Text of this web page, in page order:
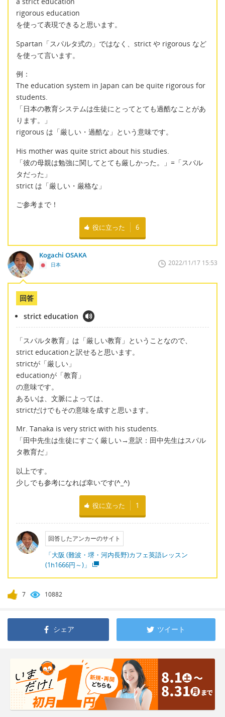
rigorous education
を使って表現できると思います。
Spartan「スパルタ式の」ではなく、strict や rigorous など
を使って言います。
例：
The education system in Japan can be quite rigorous for
students.
「日本の教育システムは生徒にとってとても過酷なことがあ
ります。」
rigorous は「厳しい・過酷な」という意味です。
His mother was quite strict about his studies.
「彼の母親は勉強に関してとても厳しかった。」=「スパル
タだった」
strict は「厳しい・厳格な」
ご参考まで！
役に立った 6
Kogachi OSAKA
日本 2022/11/17 15:53
回答
strict education
「スパルタ教育」は「厳しい教育」ということなので、
strict educationと訳せると思います。
strictが「厳しい」
educationが「教育」
の意味です。
あるいは、文脈によっては、
strictだけでもその意味を成すと思います。
Mr. Tanaka is very strict with his students.
「田中先生は生徒にすごく厳しい→意訳：田中先生はスパル
タ教育だ」
以上です。
少しでも参考になれば幸いです(^_^)
役に立った 1
回答したアンカーのサイト
「大阪 (難波・堺・河内長野)カフェ英語レッスン
(1h1666円～)」
7 10882
シェア ツイート